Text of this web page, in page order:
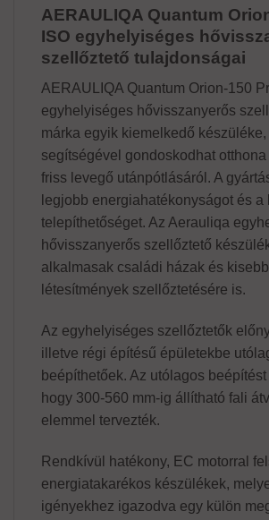
AERAULIQA Quantum
ISO egyhelyiséges
szellőztető tulajdonságai
AERAULIQA Quantum Orion-150
egyhelyiséges hővisszanyerős
márka egyik kiemelkedő
segítségével gondoskodhat
friss levegő utánpótlásáról. A
legjobb energiahatékonyságot és a
telepíthetőséget. Az Aerauliqa
hővisszanyerős szellőztető
alkalmasak családi házak és
létesítmények szellőztetésére is.
Az egyhelyiséges szellőztetők
illetve régi építésű épületekbe
beépíthetőek. Az utólagos
hogy 300-560 mm-ig állítható fali
elemmel tervezték.
Rendkívül hatékony, EC motorral
energiatakarékos készülékek,
igényekhez igazodva egy külön